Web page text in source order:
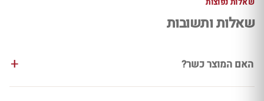
שאלות ותשובות
האם המוצר כשר?